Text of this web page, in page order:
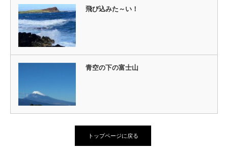
飛び込みた～い！
青空の下の富士山
トップページに戻る